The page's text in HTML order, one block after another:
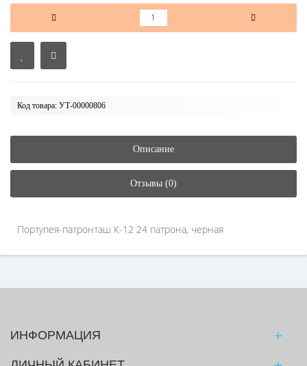
Код товара: УТ-00000806
Описание
Отзывы (0)
Портупея-патронташ К-12 24 патрона, черная
ИНФОРМАЦИЯ